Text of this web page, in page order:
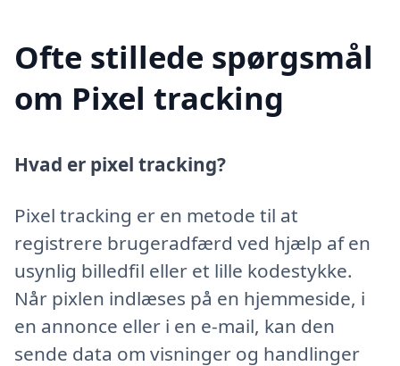
Ofte stillede spørgsmål
om Pixel tracking
Hvad er pixel tracking?
Pixel tracking er en metode til at
registrere brugeradfærd ved hjælp af en
usynlig billedfil eller et lille kodestykke.
Når pixlen indlæses på en hjemmeside, i
en annonce eller i en e-mail, kan den
sende data om visninger og handlinger